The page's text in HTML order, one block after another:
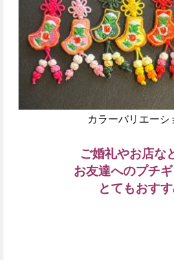
カラーバリエーシ
ご婚礼やお店な
お友達へのプチ
とてもおす